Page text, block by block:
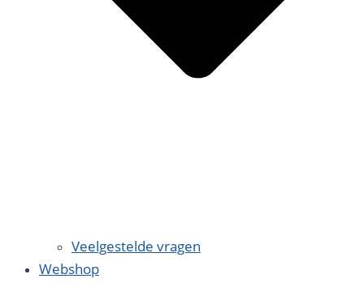
Veelgestelde vragen
Webshop